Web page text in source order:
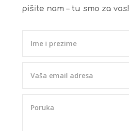
pišite nam – tu smo za vas!